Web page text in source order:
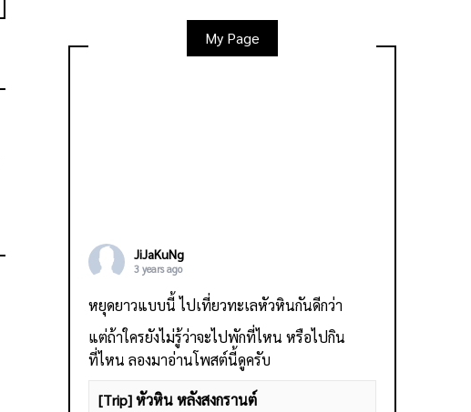
My Page
JiJaKuNg
3 years ago
หยุดยาวแบบนี้ ไปเที่ยวทะเลหัวหินกันดีกว่า
แต่ถ้าใครยังไม่รู้ว่าจะไปพักที่ไหน หรือไปกิน
ที่ไหน ลองมาอ่านโพสต์นี้ดูครับ
[Trip] หัวหิน หลังสงกรานต์